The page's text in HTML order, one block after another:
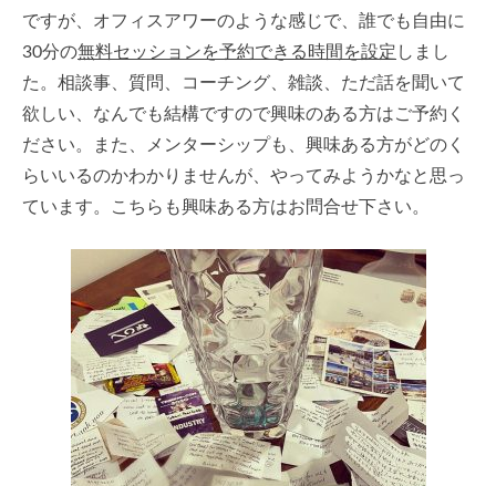
ですが、オフィスアワーのような感じで、誰でも自由に
30分の無料セッションを予約できる時間を設定 しまし
た。相談事、質問、コーチング、雑談、ただ話を聞いて
欲しい、なんでも結構ですので興味のある方はご予約く
ださい。また、メンターシップも、興味ある方がどのく
らいいるのかわかりませんが、やってみようかなと思っ
ています。こちらも興味ある方はお問合せ下さい。